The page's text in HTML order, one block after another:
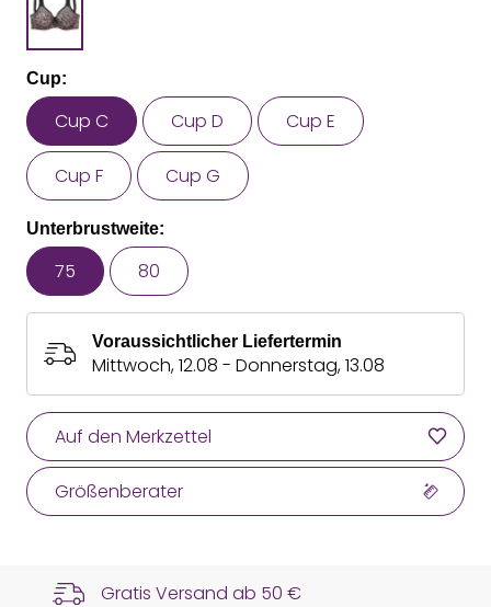
Cup:
Cup C Cup D Cup E
Cup F Cup G
Unterbrustweite:
75 80
Voraussichtlicher Liefertermin
Mittwoch, 12.08 - Donnerstag, 13.08
Auf den Merkzettel
Größenberater
Gratis Versand ab 50 €